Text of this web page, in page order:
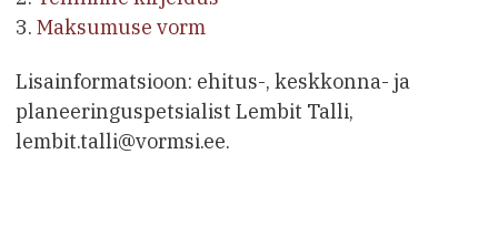
3. Maksumuse vorm
Lisainformatsioon: ehitus-, keskkonna- ja
planeeringuspetsialist Lembit Talli,
lembit.talli@vormsi.ee.